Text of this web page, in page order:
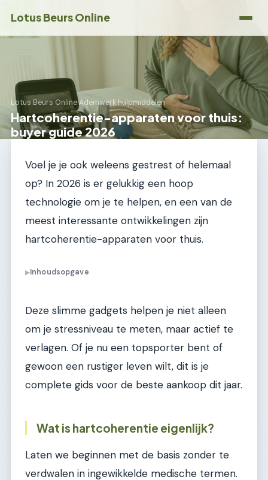
Lotus Beurs Online
Lotus Beurs Online›Ademwerk hulpmiddelen
Hartcoherentie-apparaten voor thuis:
buyer guide 2026
Voel je je ook weleens gestrest of helemaal
op? In 2026 is er gelukkig een hoop
technologie om je te helpen, en een van de
meest interessante ontwikkelingen zijn
hartcoherentie-apparaten voor thuis.
▶Inhoudsopgave
Deze slimme gadgets helpen je niet alleen
om je stressniveau te meten, maar actief te
verlagen. Of je nu een topsporter bent of
gewoon een rustiger leven wilt, dit is je
complete gids voor de beste aankoop dit jaar.
Wat is hartcoherentie eigenlijk?
Laten we beginnen met de basis zonder te
verdwalen in ingewikkelde medische termen.